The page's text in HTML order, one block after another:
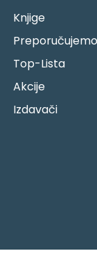
Knjige
Preporučujemo
Top-Lista
Akcije
Izdavači